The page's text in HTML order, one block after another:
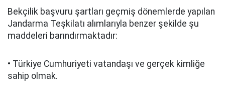
Bekçilik başvuru şartları geçmiş dönemlerde yapılan
Jandarma Teşkilatı alımlarıyla benzer şekilde şu
maddeleri barındırmaktadır:
• Türkiye Cumhuriyeti vatandaşı ve gerçek kimliğe
sahip olmak.